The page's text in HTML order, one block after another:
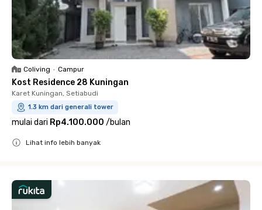
Coliving • Campur
Kost Residence 28 Kuningan
Karet Kuningan, Setiabudi
1.3 km dari generali tower
mulai dari Rp4.100.000 /bulan
Lihat info lebih banyak